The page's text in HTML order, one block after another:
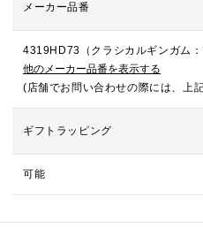
メーカー品番
4319HD73（クラシカルギンガム：
他のメーカー品番を表示する
(店舗でお問い合わせの際には、上
ギフトラッピング
可能